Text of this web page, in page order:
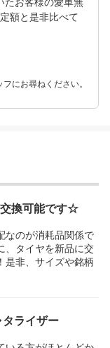
額と是非比べて
にお尋ねください。
換可能です☆
なのが消耗品関係で
、タイヤを新品に交
是非、サイズや銘柄
タライザー